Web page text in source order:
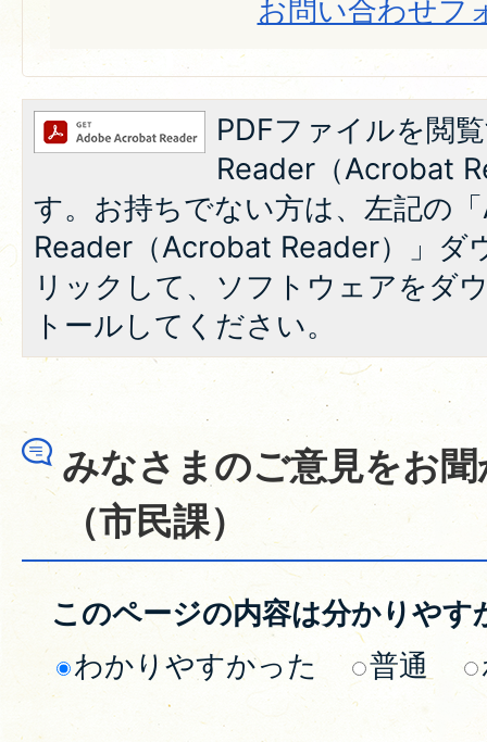
お問い合わせフ
PDFファイルを閲
Reader（Acrobat
す。お持ちでない方は、左記の
Reader（Acrobat Reader）」ダ
リックして、ソフトウェアをダ
トールしてください。
みなさまのご意見をお
（市民課）
このページの内容は分かりやす
わかりやすかった
普通